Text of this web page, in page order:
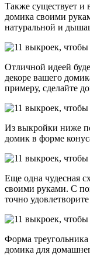
Также существует и
домика своими
натуральной и
Отличной идеей
декоре вашего
примеру, сделайте
Из выкройки ниже
домик в форме
Еще одна чудесная
своими руками. С
точно
Форма
домика для